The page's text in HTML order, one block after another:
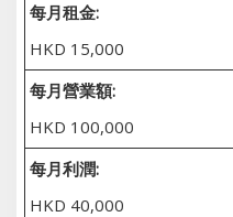
每月租金:
HKD 15,000
每月營業額:
HKD 100,000
每月利潤:
HKD 40,000